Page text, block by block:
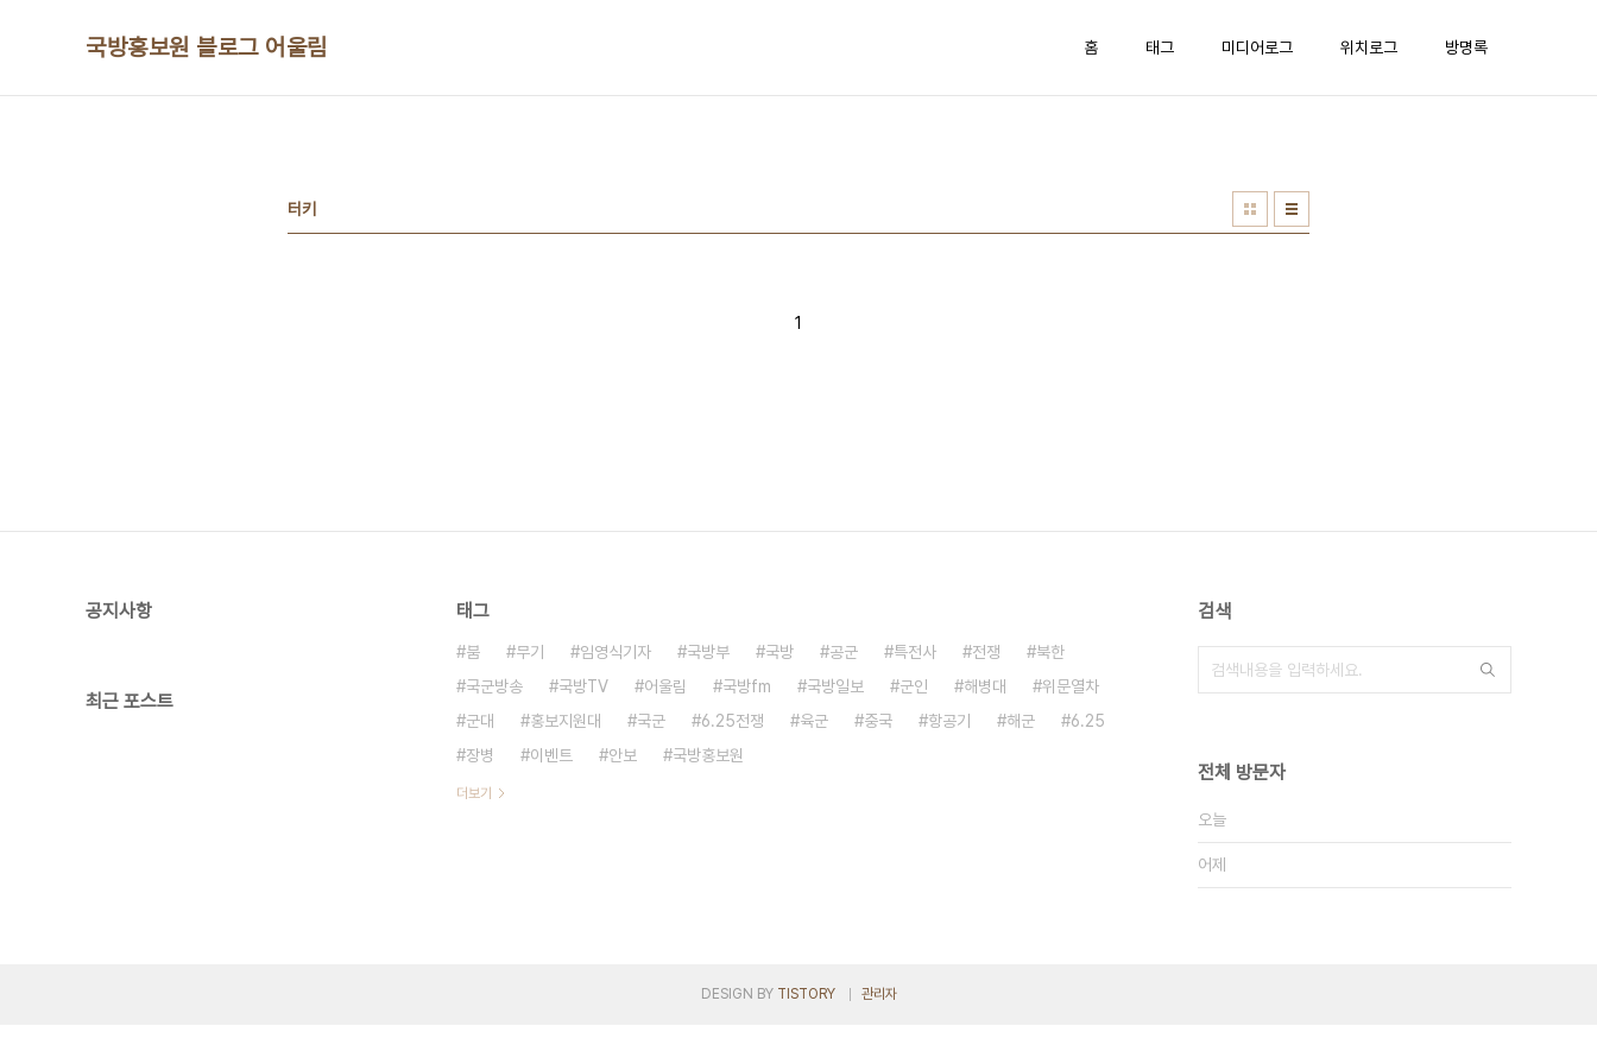
국방홍보원 블로그 어울림 홈 태그 미디어로그 위치로그 방명록
터키
1
공지사항
최근 포스트
태그
붐 무기 임영식기자 국방부 국방 공군 특전사 전쟁
북한
국군방송
국방TV 어울림 국방fm 국방일보 군인 해병대
위문열차
군대
홍보지원대 국군 6.25전쟁 육군 중국 항공기 해군
6.25
장병
이벤트 안보 국방홍보원
더보기
검색
전체 방문자
오늘
어제
DESIGN BY TISTORY 관리자